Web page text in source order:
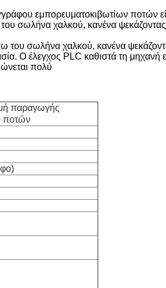
εμπορευματοκιβωτίων ποτών
σωλήνα χαλκού, κανένα ψεκάζοντας
του σωλήνα χαλκού, κανένα
Ο έλεγχος PLC καθιστά τη μηχανή
πολύ
παραγωγής
ποτών